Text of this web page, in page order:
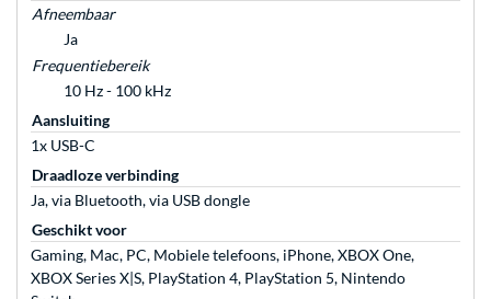
Afneembaar
Ja
Frequentiebereik
10 Hz - 100 kHz
Aansluiting
1x USB-C
Draadloze verbinding
Ja, via Bluetooth, via USB dongle
Geschikt voor
Gaming, Mac, PC, Mobiele telefoons, iPhone, XBOX One,
XBOX Series X|S, PlayStation 4, PlayStation 5, Nintendo